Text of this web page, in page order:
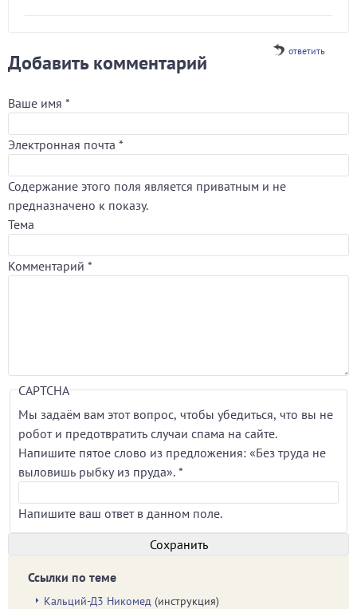
ответить
Добавить комментарий
Ваше имя *
Электронная почта *
Содержание этого поля является приватным и не
предназначено к показу.
Тема
Комментарий *
CAPTCHA
Мы задаём вам этот вопрос, чтобы убедиться, что вы не
робот и предотвратить случаи спама на сайте.
Напишите пятое слово из предложения: «Без труда не
выловишь рыбку из пруда». *
Напишите ваш ответ в данном поле.
Ссылки по теме
Кальций-Д3 Никомед (инструкция)